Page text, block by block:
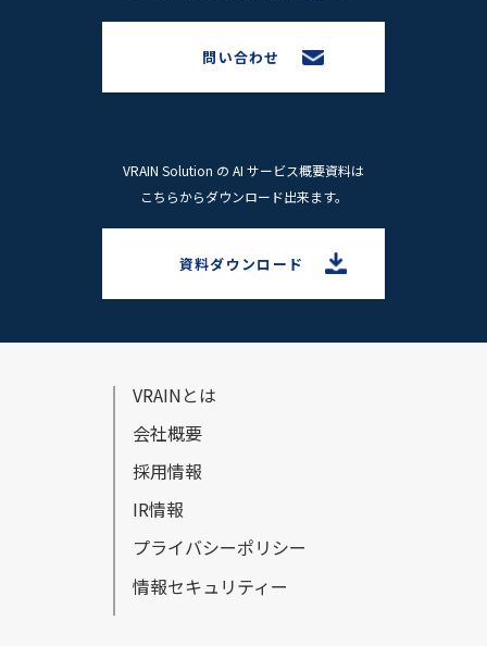
問い合わせ
VRAIN Solution の AI サービス概要資料は
こちらからダウンロード出来ます。
資料ダウンロード
VRAINとは
会社概要
採⽤情報
IR情報
プライバシーポリシー
情報セキュリティー